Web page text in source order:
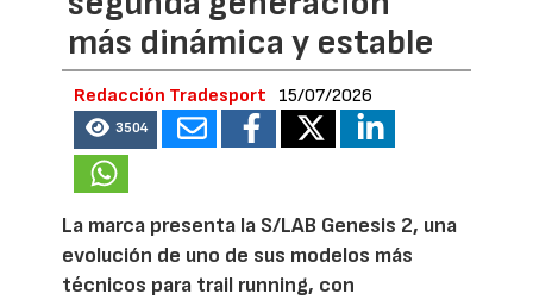
más dinámica y estable
Redacción Tradesport 15/07/2026
3504
La marca presenta la S/LAB Genesis 2, una
evolución de uno de sus modelos más
técnicos para trail running, con